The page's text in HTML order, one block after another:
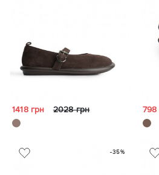
1418 грн 2028 грн 798
-35%